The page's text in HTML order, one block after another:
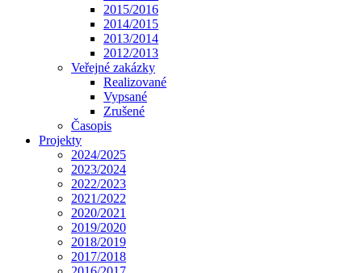
2015/2016
2014/2015
2013/2014
2012/2013
Veřejné zakázky
Realizované
Vypsané
Zrušené
Časopis
Projekty
2024/2025
2023/2024
2022/2023
2021/2022
2020/2021
2019/2020
2018/2019
2017/2018